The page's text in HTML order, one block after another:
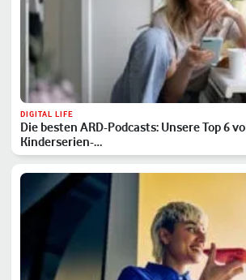
DIGITAL LIFE
Die besten ARD-Podcasts: Unsere Top 6
Kinderserien-…